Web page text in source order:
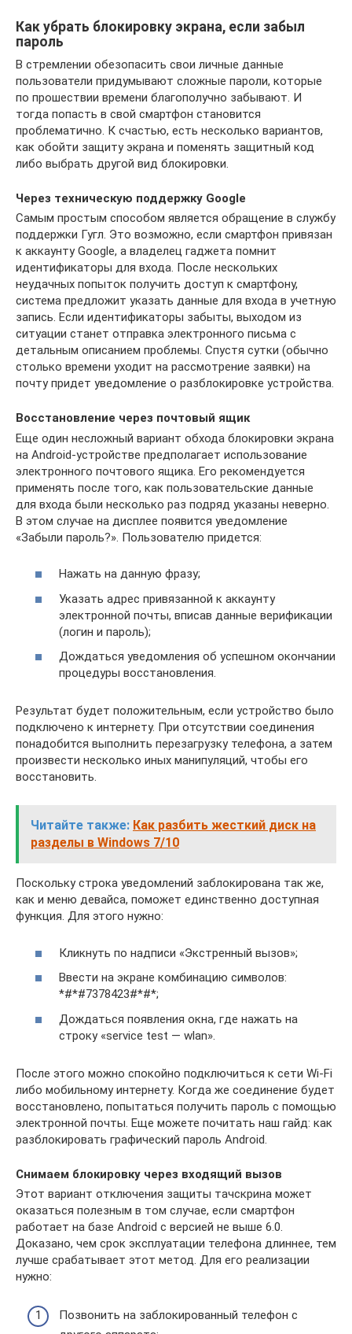
Как убрать блокировку экрана, если забыл
пароль
В стремлении обезопасить свои личные данные
пользователи придумывают сложные пароли, которые
по прошествии времени благополучно забывают. И
тогда попасть в свой смартфон становится
проблематично. К счастью, есть несколько вариантов,
как обойти защиту экрана и поменять защитный код
либо выбрать другой вид блокировки.
Через техническую поддержку Google
Самым простым способом является обращение в службу
поддержки Гугл. Это возможно, если смартфон привязан
к аккаунту Google, а владелец гаджета помнит
идентификаторы для входа. После нескольких
неудачных попыток получить доступ к смартфону,
система предложит указать данные для входа в учетную
запись. Если идентификаторы забыты, выходом из
ситуации станет отправка электронного письма с
детальным описанием проблемы. Спустя сутки (обычно
столько времени уходит на рассмотрение заявки) на
почту придет уведомление о разблокировке устройства.
Восстановление через почтовый ящик
Еще один несложный вариант обхода блокировки экрана
на Android-устройстве предполагает использование
электронного почтового ящика. Его рекомендуется
применять после того, как пользовательские данные
для входа были несколько раз подряд указаны неверно.
В этом случае на дисплее появится уведомление
«Забыли пароль?». Пользователю придется:
Нажать на данную фразу;
Указать адрес привязанной к аккаунту
электронной почты, вписав данные верификации
(логин и пароль);
Дождаться уведомления об успешном окончании
процедуры восстановления.
Результат будет положительным, если устройство было
подключено к интернету. При отсутствии соединения
понадобится выполнить перезагрузку телефона, а затем
произвести несколько иных манипуляций, чтобы его
восстановить.
Читайте также: Как разбить жесткий диск на
разделы в Windows 7/10
Поскольку строка уведомлений заблокирована так же,
как и меню девайса, поможет единственно доступная
функция. Для этого нужно:
Кликнуть по надписи «Экстренный вызов»;
Ввести на экране комбинацию символов:
*#*#7378423#*#*;
Дождаться появления окна, где нажать на
строку «service test — wlan».
После этого можно спокойно подключиться к сети Wi-Fi
либо мобильному интернету. Когда же соединение будет
восстановлено, попытаться получить пароль с помощью
электронной почты. Еще можете почитать наш гайд: как
разблокировать графический пароль Android.
Снимаем блокировку через входящий вызов
Этот вариант отключения защиты тачскрина может
оказаться полезным в том случае, если смартфон
работает на базе Android с версией не выше 6.0.
Доказано, чем срок эксплуатации телефона длиннее, тем
лучше срабатывает этот метод. Для его реализации
нужно:
Позвонить на заблокированный телефон с